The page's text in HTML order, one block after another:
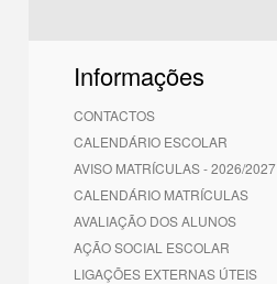
Informações
CONTACTOS
CALENDÁRIO ESCOLAR
AVISO MATRÍCULAS - 2026/2027
CALENDÁRIO MATRÍCULAS
AVALIAÇÃO DOS ALUNOS
AÇÃO SOCIAL ESCOLAR
LIGAÇÕES EXTERNAS ÚTEIS